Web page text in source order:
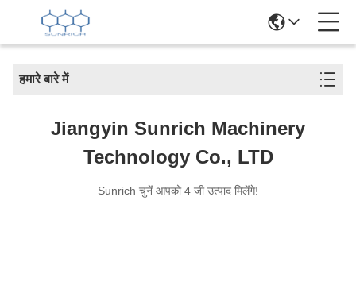
हमारे बारे में
Jiangyin Sunrich Machinery
Technology Co., LTD
Sunrich चुनें आपको 4 जी उत्पाद मिलेंगे!